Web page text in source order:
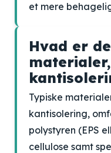
et mere
Hvad er
Typiske
kantisolering,
polystyren (EPS
cellulose samt